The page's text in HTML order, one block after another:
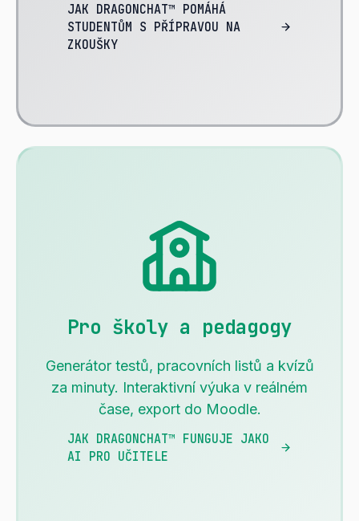
JAK DRAGONCHAT™ POMÁHÁ
STUDENTŮM S PŘÍPRAVOU NA
ZKOUŠKY
Pro školy a pedagogy
Generátor testů, pracovních listů a kvízů
za minuty. Interaktivní výuka v reálném
čase, export do Moodle.
JAK DRAGONCHAT™ FUNGUJE JAKO
AI PRO UČITELE